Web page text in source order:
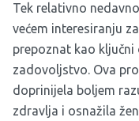
Tek relativno
većem interesiranju
prepoznat kao ključni
zadovoljstvo. Ova
doprinijela boljem
zdravlja i osnažila